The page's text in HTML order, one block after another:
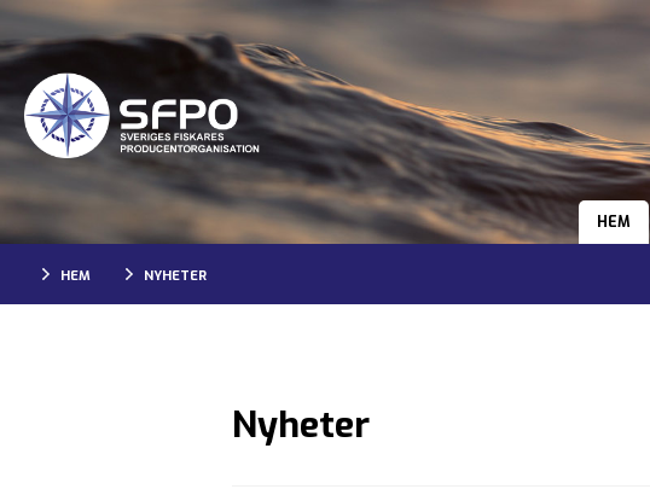
HEM
HEM NYHETER
Nyheter